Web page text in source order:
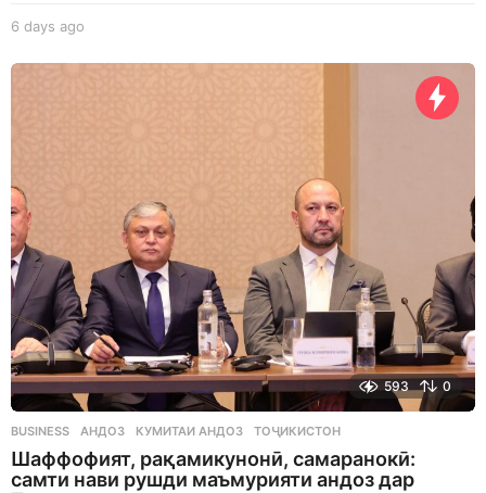
6 days ago
a
593 0
BUSINESS АНДОЗ ,КУМИТАИ АНДОЗ ,ТОҶИКИСТОН
Шаффофият, рақамикунонӣ, самаранокӣ:
самти нави рушди маъмурияти андоз дар